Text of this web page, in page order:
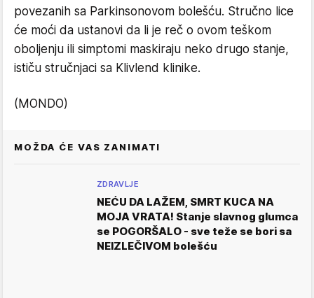
povezanih sa Parkinsonovom bolešću. Stručno lice
će moći da ustanovi da li je reč o ovom teškom
oboljenju ili simptomi maskiraju neko drugo stanje,
ističu stručnjaci sa Klivlend klinike.
(MONDO)
MOŽDA ĆE VAS ZANIMATI
ZDRAVLJE
NEĆU DA LAŽEM, SMRT KUCA NA
MOJA VRATA! Stanje slavnog glumca
se POGORŠALO - sve teže se bori sa
NEIZLEČIVOM bolešću